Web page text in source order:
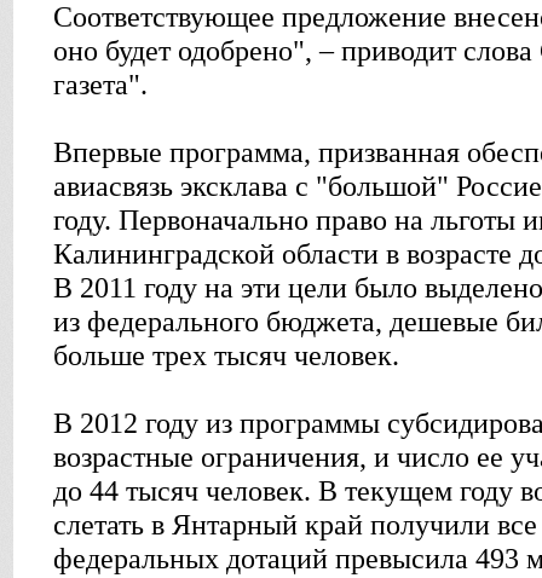
Соответствующее предложение
оно будет одобрено", – приводит
газета".
Впервые программа, призванная
авиасвязь эксклава с "большой"
году. Первоначально право на льготы
Калининградской области в возрасте
В 2011 году на эти цели было
из федерального бюджета, дешевые
больше трех тысяч человек.
В 2012 году из программы
возрастные ограничения, и число ее
до 44 тысяч человек. В текущем году
слетать в Янтарный край получили
федеральных дотаций превысила 493